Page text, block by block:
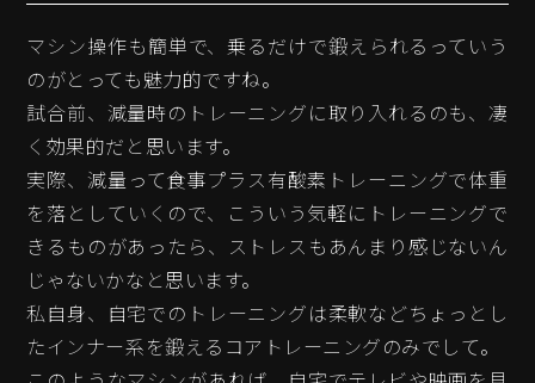
マシン操作も簡単で、乗るだけで鍛えられるっていう
のがとっても魅力的ですね。
試合前、減量時のトレーニングに取り入れるのも、凄
く効果的だと思います。
実際、減量って食事プラス有酸素トレーニングで体重
を落としていくので、こういう気軽にトレーニングで
きるものがあったら、ストレスもあんまり感じないん
じゃないかなと思います。
私自身、自宅でのトレーニングは柔軟などちょっとし
たインナー系を鍛えるコアトレーニングのみでして。